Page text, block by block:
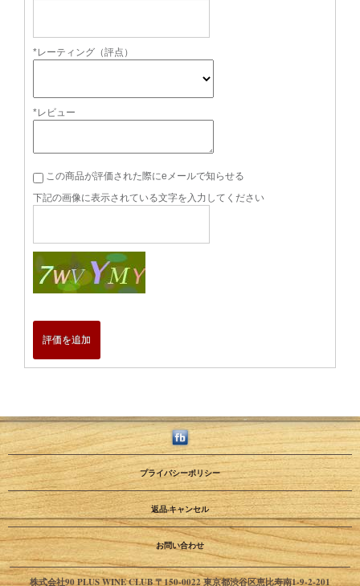
*レーティング（評点）
*レビュー
この商品が評価された際にeメールで知らせる
下記の画像に表示されている文字を入力してください
評価を追加
プライバシーポリシー
返品·キャンセル
お問い合わせ
株式会社90 PLUS WINE CLUB 〒150-0022 東京都渋谷区恵比寿南1-9-2-201